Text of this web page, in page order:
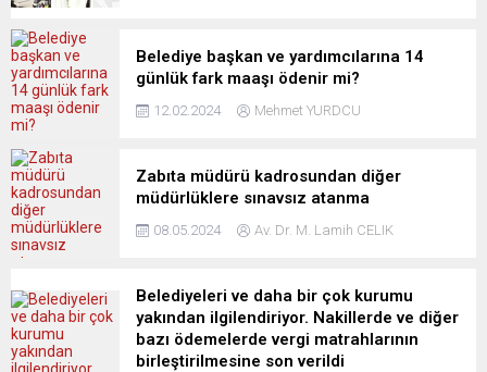
Belediye başkan ve yardımcılarına 14
günlük fark maaşı ödenir mi?
12.02.2024 Mehmet YURDCU
Zabıta müdürü kadrosundan diğer
müdürlüklere sınavsız atanma
08.05.2024 Av. Dr. M. Lamih CELIK
Belediyeleri ve daha bir çok kurumu
yakından ilgilendiriyor. Nakillerde ve diğer
bazı ödemelerde vergi matrahlarının
birleştirilmesine son verildi